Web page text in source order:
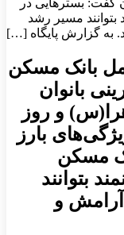
گفت: بسترهایی در
مسیر رشد
به گزارش پایگاه […]
بانک مسکن
بانوان
و روز
بارز
مسکن
بتوانند
و